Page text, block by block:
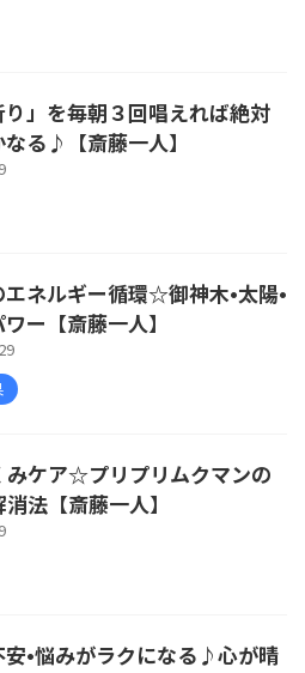
り」を毎朝３回唱えれば絶対
る♪【斎藤一人】
エネルギー循環☆御神木•太陽•
ー【斎藤一人】
みケア☆プリプリムクマンの
法【斎藤一人】
安•悩みがラクになる♪心が晴